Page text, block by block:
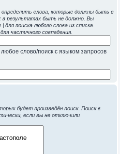
слова, которые должны быть в
в результатах быть не должно. Вы
| для поиска любого слова из списка.
частичного совпадения.
любое слово/поиск с языком запросов
будет произведён поиск. Поиск в
если вы не отключили